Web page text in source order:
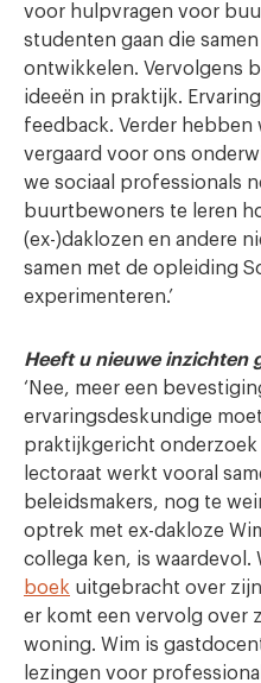
voor hulpvragen voor
studenten gaan die
ontwikkelen. Vervolgens
ideeën in praktijk.
feedback. Verder hebben
vergaard voor ons
we sociaal professionals
buurtbewoners te leren
(ex-)daklozen en andere
samen met de opleiding
experimenteren.’
Heeft u nieuwe inzichten
‘Nee, meer een
ervaringsdeskundige
praktijkgericht onderzoek
lectoraat werkt vooral
beleidsmakers, nog te
optrek met ex-dakloze
collega ken, is waardevol.
boek uitgebracht over
er komt een vervolg over
woning. Wim is
lezingen voor